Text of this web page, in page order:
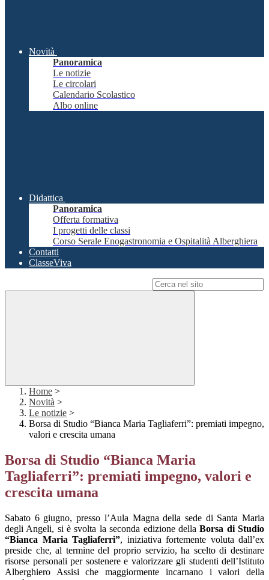
Novità
Panoramica
Le notizie
Le circolari
Calendario Scolastico
Albo online
Didattica
Panoramica
Offerta formativa
I progetti delle classi
Corso Serale Enogastronomia e Ospitalità Alberghiera
Contatti
ClasseViva
Home >
Novità >
Le notizie >
Borsa di Studio “Bianca Maria Tagliaferri”: premiati impegno,
valori e crescita umana
Borsa di Studio “Bianca Maria
Tagliaferri”: premiati impegno, valori e
crescita umana
Sabato 6 giugno, presso l’Aula Magna della sede di Santa Maria
degli Angeli, si è svolta la seconda edizione dellaBorsa di Studio
“Bianca Maria Tagliaferri”, iniziativa fortemente voluta dall’ex
preside che, al termine del proprio servizio, ha scelto di destinare
risorse personali per sostenere e valorizzare gli studenti dell’Istituto
Alberghiero Assisi che maggiormente incarnano i valori della